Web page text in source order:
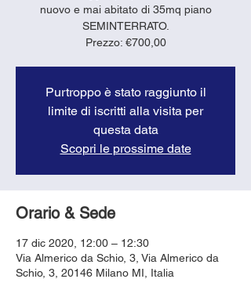
nuovo e mai abitato di 35mq piano
SEMINTERRATO.
Prezzo: €700,00
Purtroppo è stato raggiunto il
limite di iscritti alla visita per
questa data
Scopri le prossime date
Orario & Sede
17 dic 2020, 12:00 – 12:30
Via Almerico da Schio, 3, Via Almerico da
Schio, 3, 20146 Milano MI, Italia